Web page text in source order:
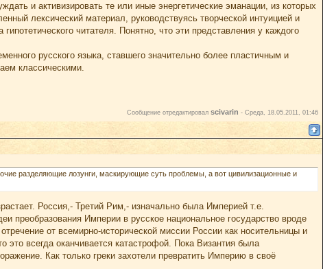
и активизировать те или иные энергетические эманации, из которых
лексический материал, руководствуясь творческой интуицией и
читателя. Понятно, что эти представления у каждого
русского языка, ставшего значительно более пластичным и
классическими.
Сообщение отредактировал scivarin - Среда, 18.05.2011, 01:46
разделяющие лозунги, маскирующие суть проблемы, а вот цивилизационные и
Россия,- Третий Рим,- изначально была Империей т.е.
преобразования Империи в русское национальное государство вроде
от всемирно-исторической миссии России как носительницы и
всегда оканчивается катастрофой. Пока Византия была
Как только греки захотели превратить Империю в своё